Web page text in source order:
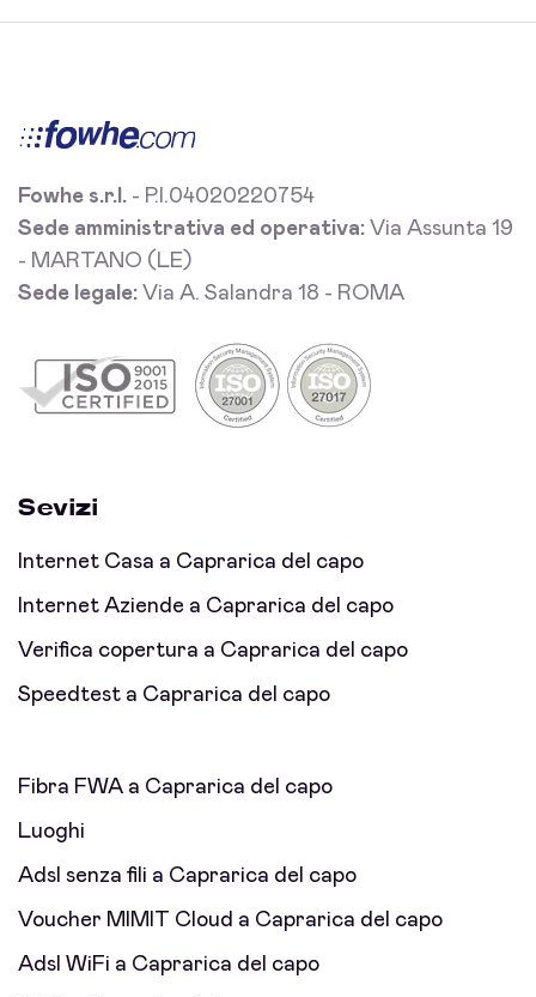
Fowhe s.r.l. - P.I.04020220754
Sede amministrativa ed operativa: Via Assunta 19
- MARTANO (LE)
Sede legale: Via A. Salandra 18 - ROMA
Sevizi
Internet Casa a Caprarica del capo
Internet Aziende a Caprarica del capo
Verifica copertura a Caprarica del capo
Speedtest a Caprarica del capo
Fibra FWA a Caprarica del capo
Luoghi
Adsl senza fili a Caprarica del capo
Voucher MIMIT Cloud a Caprarica del capo
Adsl WiFi a Caprarica del capo